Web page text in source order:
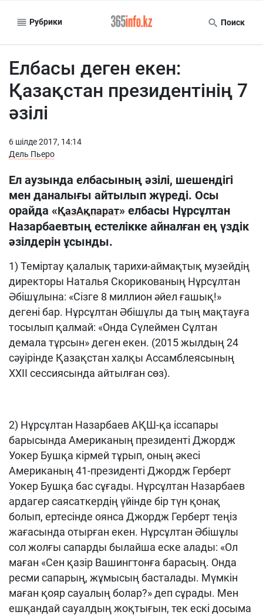
Рубрики Поиск
Елбасы деген екен:
Қазақстан президентінің 7
әзілі
6 шiлде 2017, 14:14
Дель Пьеро
Ел аузында елбасының әзілі, шешендігі
мен даналығы айтылып жүреді. Осы
орайда «ҚазАқпарат» елбасы Нұрсұлтан
Назарбаевтың естелікке айналған ең үздік
әзілдерін ұсынды.
1) Теміртау қалалық тарихи-аймақтық музейдің
директоры Наталья Скорикованың Нұрсұлтан
Әбішұлына: «Сізге 8 миллион әйел ғашық!»
дегені бар. Нұрсұлтан Әбішұлы да тың мақтауға
тосылып қалмай: «Онда Сүлеймен Сұлтан
демала тұрсын» деген екен. (2015 жылдың 24
сәуірінде Қазақстан халқы Ассамблеясының
ХХІІ сессиясында айтылған сөз).
2) Нұрсұлтан Назарбаев АҚШ-қа іссапары
барысында Американың президенті Джордж
Уокер Бушқа кірмей тұрып, оның әкесі
Американың 41-президенті Джордж Герберт
Уокер Бушқа бас сұғады. Нұрсұлтан Назарбаев
ардагер саясаткердің үйінде бір түн қонақ
болып, ертесінде оянса Джордж Герберт теңіз
жағасында отырған екен. Нұрсұлтан Әбішұлы
сол жолғы сапарды былайша еске алады: «Ол
маған «Сен қазір Вашингтонға барасың. Онда
ресми сапарың, жұмысың басталады. Мүмкін
маған қояр сауалың болар?» деп сұрады. Мен
ешқандай сауалдың жоқтығын, тек ескі досыма